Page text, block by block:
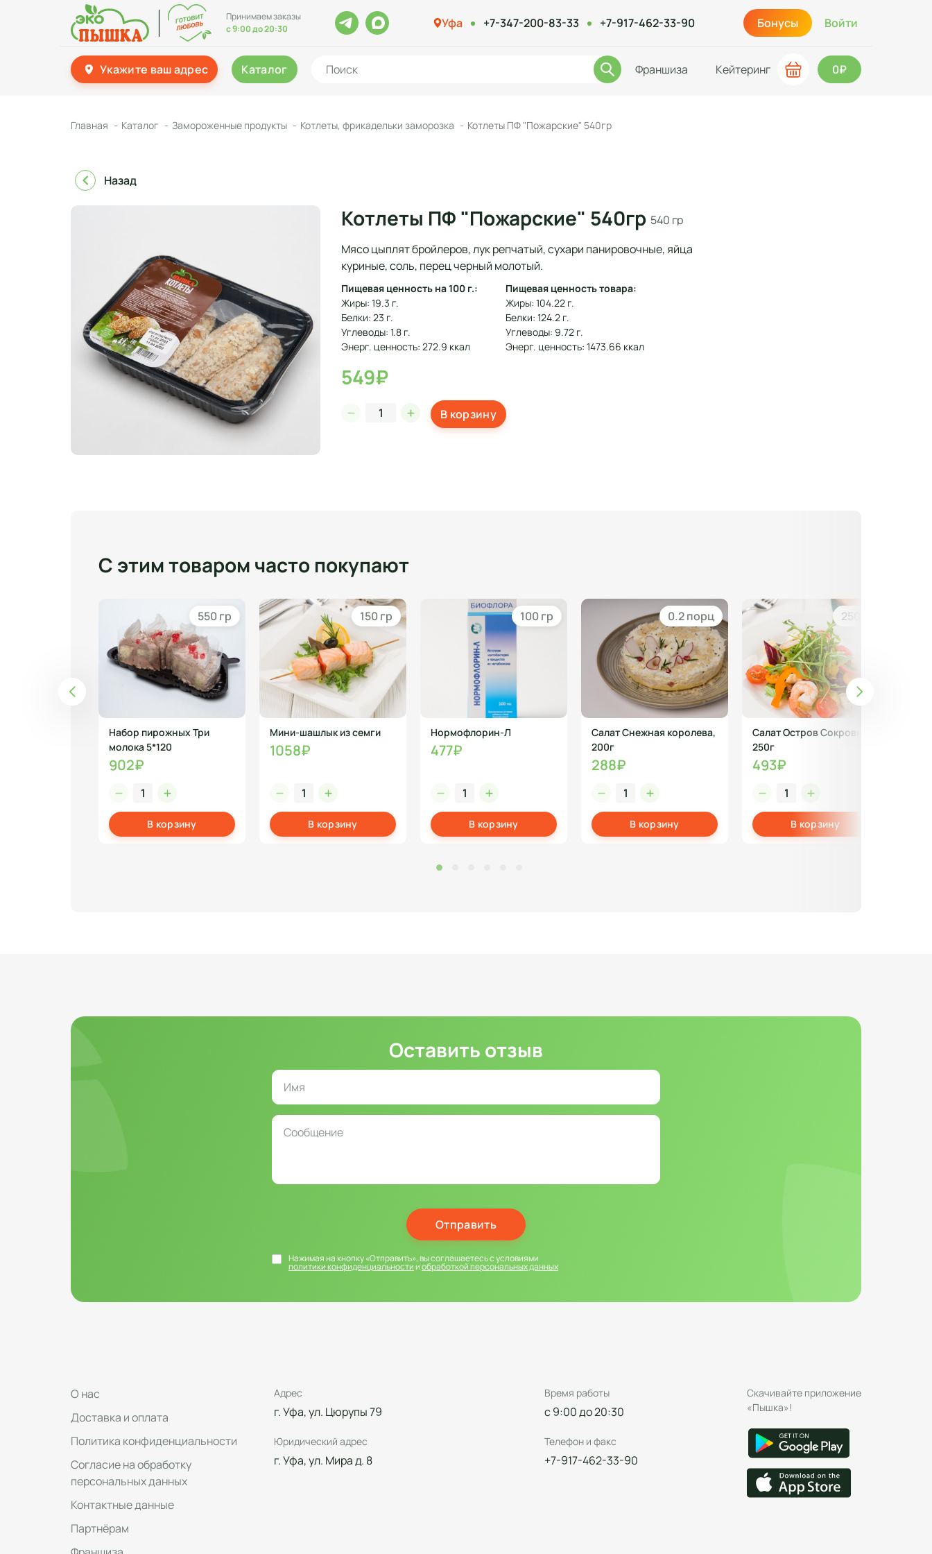
Принимаем заказы
с 9:00 до 20:30
Уфа +7-347-200-83-33 +7-917-462-33-90 Бонусы Войти
Укажите ваш адрес Каталог Франшиза Кейтеринг 0₽
Главная Каталог Замороженные продукты Котлеты, фрикадельки заморозка Котлеты ПФ "Пожарские" 540гр
Назад
Котлеты ПФ "Пожарские" 540гр 540 гр
Мясо цыплят бройлеров, лук репчатый, сухари панировочные, яйца
куриные, соль, перец черный молотый.
Пищевая ценность на 100 г.:
Жиры: 19.3 г.
Белки: 23 г.
Углеводы: 1.8 г.
Энерг. ценность: 272.9 ккал
Пищевая ценность товара:
Жиры: 104.22 г.
Белки: 124.2 г.
Углеводы: 9.72 г.
Энерг. ценность: 1473.66 ккал
549₽
В корзину
С этим товаром часто покупают
550 гр
Набор пирожных Три
молока 5*120
902₽
В корзину
150 гр
Мини-шашлык из семги
1058₽
В корзину
100 гр
Нормофлорин-Л
477₽
В корзину
0.2 порц
Салат Снежная королева,
200г
288₽
В корзину
250 гр
Салат Остров Сокровищ,
250г
493₽
В корзину
Оставить отзыв
Отправить
Нажимая на кнопку «Отправить», вы соглашаетесь с условиями
политики конфиденциальностииобработкой персональных данных
О нас
Доставка и оплата
Политика конфиденциальности
Согласие на обработку
персональных данных
Контактные данные
Партнёрам
Адрес
г. Уфа, ул. Цюрупы 79
Юридический адрес
г. Уфа, ул. Мира д. 8
Время работы
с 9:00 до 20:30
Телефон и факс
+7-917-462-33-90
Скачивайте приложение
«Пышка»!